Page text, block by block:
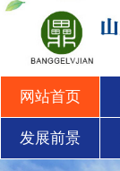
网站首页
发展前景